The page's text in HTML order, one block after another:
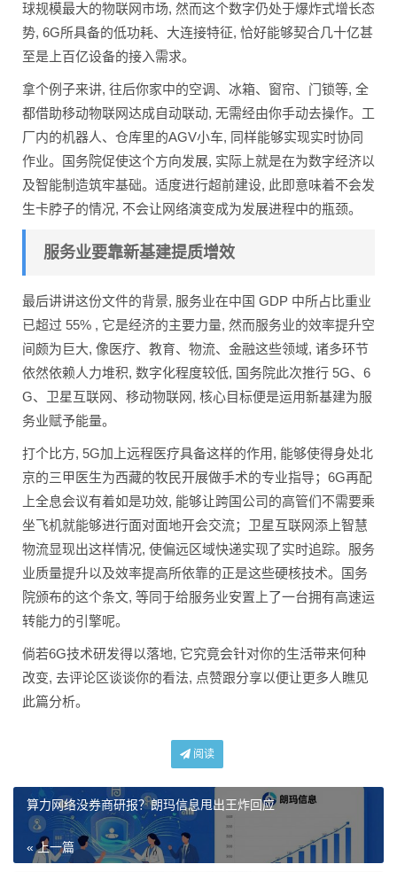
球规模最大的物联网市场, 然而这个数字仍处于爆炸式增长态
势, 6G所具备的低功耗、大连接特征, 恰好能够契合几十亿甚
至是上百亿设备的接入需求。
拿个例子来讲, 往后你家中的空调、冰箱、窗帘、门锁等, 全
都借助移动物联网达成自动联动, 无需经由你手动去操作。工
厂内的机器人、仓库里的AGV小车, 同样能够实现实时协同
作业。国务院促使这个方向发展, 实际上就是在为数字经济以
及智能制造筑牢基础。适度进行超前建设, 此即意味着不会发
生卡脖子的情况, 不会让网络演变成为发展进程中的瓶颈。
服务业要靠新基建提质增效
最后讲讲这份文件的背景, 服务业在中国 GDP 中所占比重业
已超过 55% , 它是经济的主要力量, 然而服务业的效率提升空
间颇为巨大, 像医疗、教育、物流、金融这些领域, 诸多环节
依然依赖人力堆积, 数字化程度较低, 国务院此次推行 5G、6
G、卫星互联网、移动物联网, 核心目标便是运用新基建为服
务业赋予能量。
打个比方, 5G加上远程医疗具备这样的作用, 能够使得身处北
京的三甲医生为西藏的牧民开展做手术的专业指导；6G再配
上全息会议有着如是功效, 能够让跨国公司的高管们不需要乘
坐飞机就能够进行面对面地开会交流；卫星互联网添上智慧
物流显现出这样情况, 使偏远区域快递实现了实时追踪。服务
业质量提升以及效率提高所依靠的正是这些硬核技术。国务
院颁布的这个条文, 等同于给服务业安置上了一台拥有高速运
转能力的引擎呢。
倘若6G技术研发得以落地, 它究竟会针对你的生活带来何种
改变, 去评论区谈谈你的看法, 点赞跟分享以便让更多人瞧见
此篇分析。
阅读
算力网络没券商研报？朗玛信息甩出王炸回应
« 上一篇